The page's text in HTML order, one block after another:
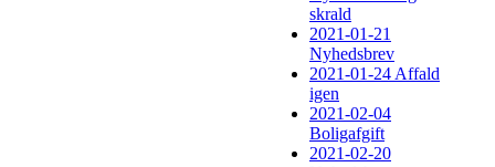
skrald
2021-01-21
Nyhedsbrev
2021-01-24 Affald
igen
2021-02-04
Boligafgift
2021-02-20